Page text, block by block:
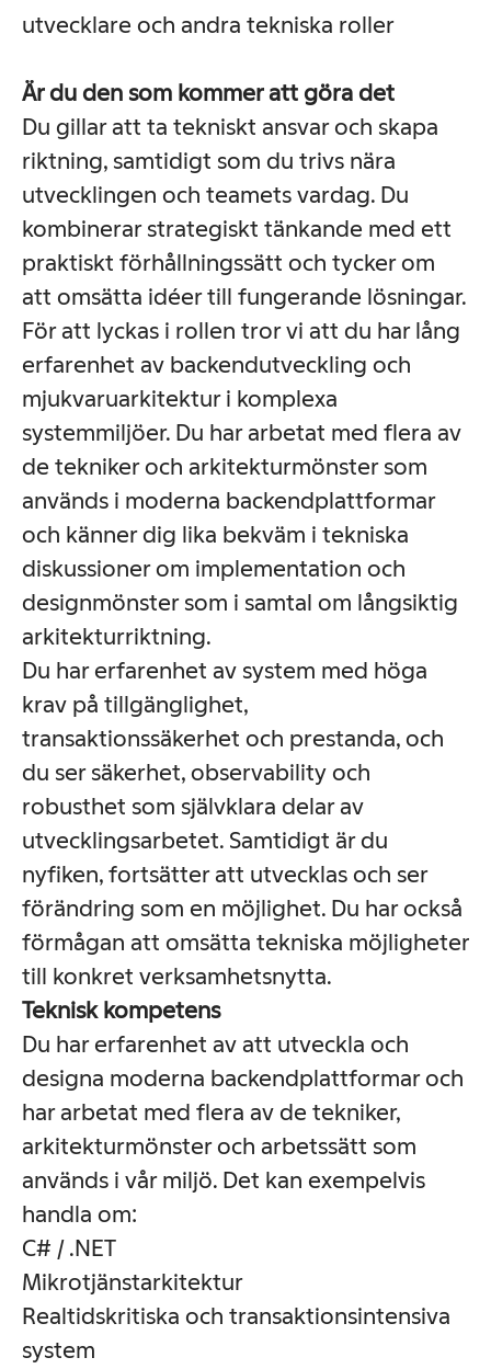
utvecklare och andra tekniska roller
Är du den som kommer att göra det
Du gillar att ta tekniskt ansvar och skapa
riktning, samtidigt som du trivs nära
utvecklingen och teamets vardag. Du
kombinerar strategiskt tänkande med ett
praktiskt förhållningssätt och tycker om
att omsätta idéer till fungerande lösningar.
För att lyckas i rollen tror vi att du har lång
erfarenhet av backendutveckling och
mjukvaruarkitektur i komplexa
systemmiljöer. Du har arbetat med flera av
de tekniker och arkitekturmönster som
används i moderna backendplattformar
och känner dig lika bekväm i tekniska
diskussioner om implementation och
designmönster som i samtal om långsiktig
arkitekturriktning.
Du har erfarenhet av system med höga
krav på tillgänglighet,
transaktionssäkerhet och prestanda, och
du ser säkerhet, observability och
robusthet som självklara delar av
utvecklingsarbetet. Samtidigt är du
nyfiken, fortsätter att utvecklas och ser
förändring som en möjlighet. Du har också
förmågan att omsätta tekniska möjligheter
till konkret verksamhetsnytta.
Teknisk kompetens
Du har erfarenhet av att utveckla och
designa moderna backendplattformar och
har arbetat med flera av de tekniker,
arkitekturmönster och arbetssätt som
används i vår miljö. Det kan exempelvis
handla om:
C# / .NET
Mikrotjänstarkitektur
Realtidskritiska och transaktionsintensiva
system